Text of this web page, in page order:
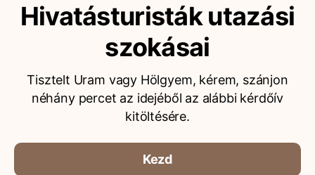
Hivatásturisták utazási
szokásai
Tisztelt Uram vagy Hölgyem, kérem, szánjon
néhány percet az idejéből az alábbi kérdőív
kitöltésére.
Kezd